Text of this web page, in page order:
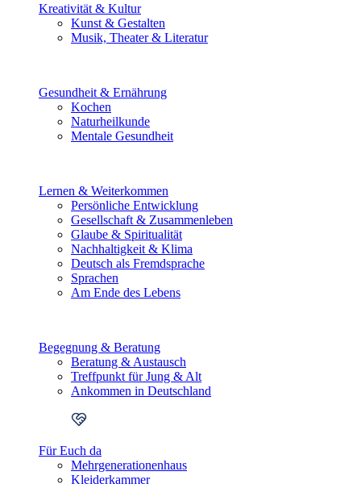
Kreativität & Kultur
Kunst & Gestalten
Musik, Theater & Literatur
Gesundheit & Ernährung
Kochen
Naturheilkunde
Mentale Gesundheit
Lernen & Weiterkommen
Persönliche Entwicklung
Gesellschaft & Zusammenleben
Glaube & Spiritualität
Nachhaltigkeit & Klima
Deutsch als Fremdsprache
Sprachen
Am Ende des Lebens
Begegnung & Beratung
Beratung & Austausch
Treffpunkt für Jung & Alt
Ankommen in Deutschland
Für Euch da
Mehrgenerationenhaus
Kleiderkammer